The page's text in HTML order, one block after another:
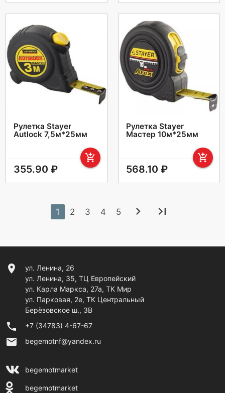
Рулетка Stayer
Autlock 7,5м*25мм
add_shopping_cart
355.90 ₽
Рулетка Stayer
Мастер 10м*25мм
add_shopping_cart
568.10 ₽
1 2 3 4 5 chevron_right last_page
location_on
ул. Ленина, 26
ул. Ленина, 35, ТЦ Европейский
ул. Карла Маркса, 27а, ТК Мир
ул. Парковая, 2е, ТК Центральный
Берёзовское ш., 3В
phone +7 (34783) 4-67-67
email begemotnf@yandex.ru
begemotmarket
begemotmarket